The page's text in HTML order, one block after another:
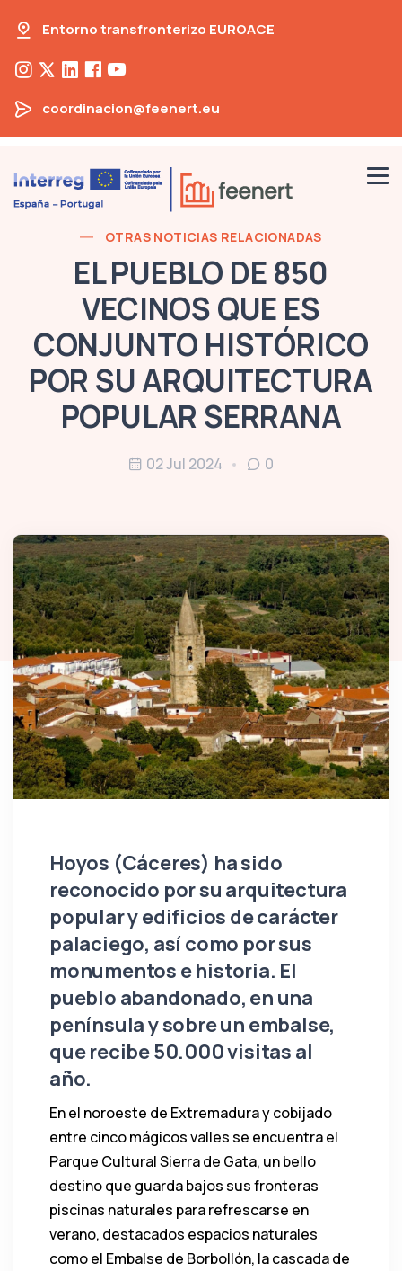
Entorno transfronterizo EUROACE
coordinacion@feenert.eu
OTRAS NOTICIAS RELACIONADAS
EL PUEBLO DE 850
VECINOS QUE ES
CONJUNTO HISTÓRICO
POR SU ARQUITECTURA
POPULAR SERRANA
02 Jul 2024 0
Hoyos (Cáceres) ha sido
reconocido por su arquitectura
popular y edificios de carácter
palaciego, así como por sus
monumentos e historia. El
pueblo abandonado, en una
península y sobre un embalse,
que recibe 50.000 visitas al
año.
En el noroeste de Extremadura y cobijado
entre cinco mágicos valles se encuentra el
Parque Cultural Sierra de Gata, un bello
destino que guarda bajos sus fronteras
piscinas naturales para refrescarse en
verano, destacados espacios naturales
como el Embalse de Borbollón, la cascada de